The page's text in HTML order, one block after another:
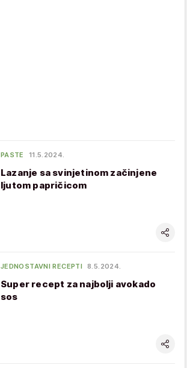
PASTE 11.5.2024.
Lazanje sa svinjetinom začinjene
ljutom papričicom
JEDNOSTAVNI RECEPTI 8.5.2024.
Super recept za najbolji avokado
sos